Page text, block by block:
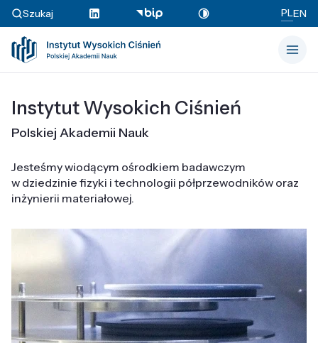
Szukaj PLEN
Instytut Wysokich Ciśnień
Polskiej Akademii Nauk
Jesteśmy wiodącym ośrodkiem badawczym
w dziedzinie fizyki i technologii półprzewodników oraz
inżynierii materiałowej.